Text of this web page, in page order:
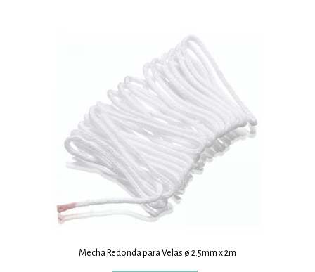
Mecha Redonda para Velas ø 2.5mm x 2m